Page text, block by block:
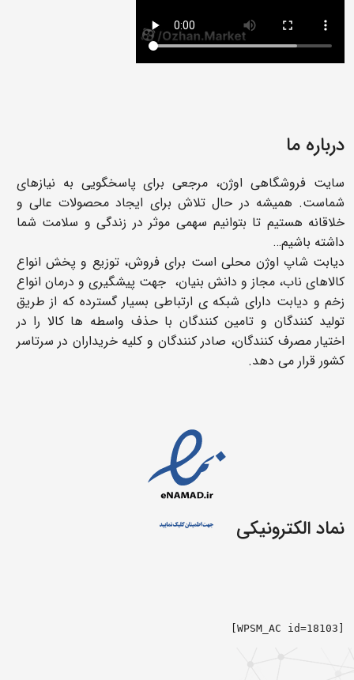
درباره ما
سایت فروشگاهی اوژن، مرجعی برای پاسخگویی به نیازهای
شماست. همیشه در حال تلاش برای ایجاد محصولات عالی و
خلاقانه هستیم تا بتوانیم سهمی موثر در زندگی و سلامت شما
داشته باشیم…
دیابت شاپ اوژن محلی است برای فروش، توزیع و پخش انواع
کالاهای ناب، مجاز و دانش بنیان، جهت پیشگیری و درمان انواع
زخم و دیابت دارای شبکه ی ارتباطی بسیار گسترده که از طریق
تولید کنندگان و تامین کنندگان با حذف واسطه ها کالا را در
اختیار مصرف کنندگان، صادر کنندگان و کلیه خریداران در سرتاسر
کشور قرار می دهد.
نماد الکترونیکی
[WPSM_AC id=18103]